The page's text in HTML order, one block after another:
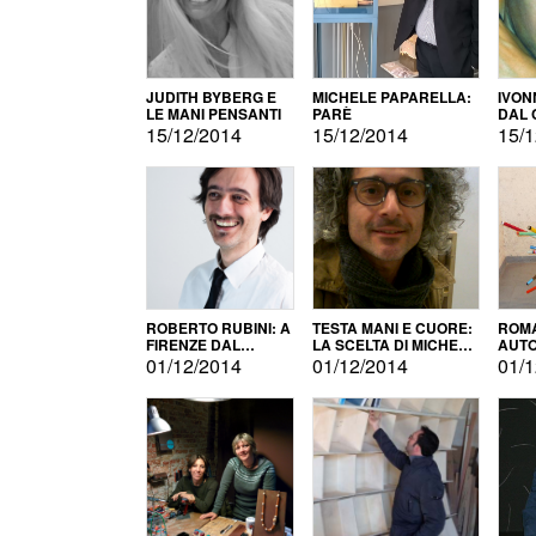
JUDITH BYBERG E
LE MANI PENSANTI
15/12/2014
MICHELE PAPARELLA:
PARÈ
15/12/2014
DAL
15/
ROBERTO RUBINI: A
FIRENZE DAL
PRODOTTO ALLA
PROMOZIONE
01/12/2014
TESTA MANI E CUORE:
LA SCELTA DI MICHELE
BARBERIO
01/12/2014 01/